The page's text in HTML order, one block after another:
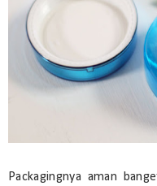
Packagingnya aman